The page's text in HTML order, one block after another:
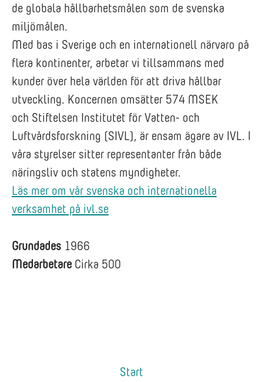
de globala hållbarhetsmålen som de svenska
miljömålen.
Med bas i Sverige och en internationell närvaro på
flera kontinenter, arbetar vi tillsammans med
kunder över hela världen för att driva hållbar
utveckling. Koncernen omsätter 574 MSEK
och Stiftelsen Institutet för Vatten- och
Luftvårdsforskning (SIVL), är ensam ägare av IVL. I
våra styrelser sitter representanter från både
näringsliv och statens myndigheter.
Läs mer om vår svenska och internationella
verksamhet på ivl.se
Grundades 1966
Medarbetare Cirka 500
Start